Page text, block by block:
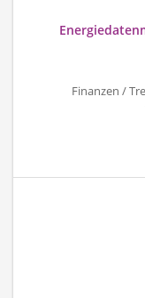
Finanzen /